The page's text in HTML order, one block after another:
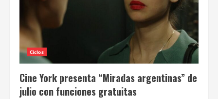
Ciclos
Cine York presenta “Miradas argentinas” de
julio con funciones gratuitas